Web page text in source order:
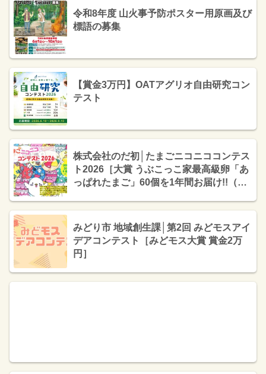
フトコード」セット］
令和8年度 山火事予防ポスター用原画及び
標語の募集
【賞金3万円】OATアグリオ自由研究コン
テスト
株式会社のだ初│たまごニコニココンテス
ト2026［大賞 うぶこっこ家最高級卵「あ
っぱれたまご」60個を1年間お届け!!（合
みどり市 地域創生課│第2回 みどモスアイ
デアコンテスト［みどモス大賞 賞金2万
円］